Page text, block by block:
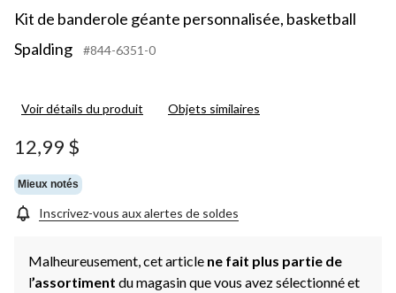
Kit de banderole géante personnalisée, basketball
Spalding
#844-6351-0
Voir détails du produit Objets similaires
12,99 $
Mieux notés
Inscrivez-vous aux alertes de soldes
Malheureusement, cet article ne fait plus partie de
l’assortiment du magasin que vous avez sélectionné et